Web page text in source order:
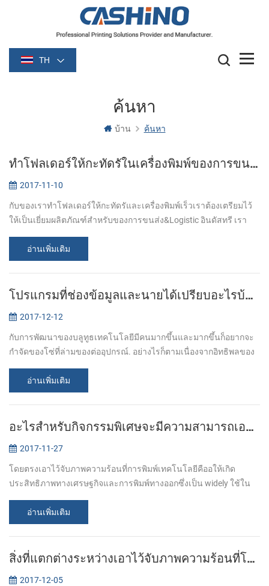
TH
ค้นหา
บ้าน ค้นหา
ทำโฟลเดอร์ให้กะทัดรัในเครื่องพิมพ์ของการขนส่ง&Logistics
2017-11-10
กับของเราทำโฟลเดอร์ให้กะทัดรัและเครื่องพิมพ์เร็วเราต้องเตรียมไว้
ให้เป็นเยี่ยมผลิตภัณฑ์สำหรับของการขนส่ง&Logistic อินดัสทรี เรา
เพื่อให้เรื่...
อ่านเพิ่มเติม
โปรแกรมที่ช่องข้อมูลและนายได้เปรียบอะไรบ้างของบลูทูธเครื่องพิมพ์
2017-12-12
กับการพัฒนาของบลูทูธเทคโนโลยีมีคนมากขึ้นและมากขึ้นก็อยากจะ
กำจัดของโซ่ที่ล่ามของต่ออุปกรณ์. อย่างไรก็ตามเนื่องจากอิทธิพลของ
ต้องการสำหรับส...
อ่านเพิ่มเติม
อะไรสำหรับกิจกรรมพิเศษจะมีความสามารถเอาไว้จับภาพความร้อนที่เครื่องพิมพ์ให้กับคุณ
2017-11-27
โดยตรงเอาไว้จับภาพความร้อนที่การพิมพ์เทคโนโลยีคืออให้เกิด
ประสิทธิภาพทางเศรษฐกิจและการพิมพ์ทางออกซึ่งเป็น widely ใช้ใน
kiosk เครื่...
อ่านเพิ่มเติม
สิ่งที่แตกต่างระหว่างเอาไว้จับภาพความร้อนที่โอนย้ายป้ายชื่อของเครื่องพิมพ์และโดยตรงเอาไว้จับภาพความร้อนที่ป้ายชื่อของเครื่องพิมพ์
2017-12-05